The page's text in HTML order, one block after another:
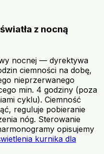
z nocną
nocnej — dyrektywa
ciemności na dobę,
nieprzerwanego
min. 4 godziny (poza
cyklu). Ciemność
reguluje pobieranie
nóg. Sterowanie
opisujemy
kurnika dla